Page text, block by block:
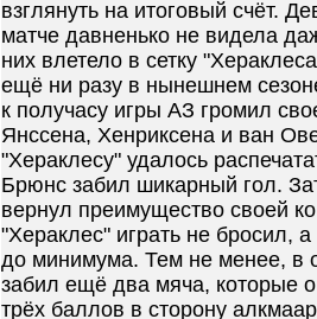
взглянуть на итоговый счёт.
матче давненько не видела
них влетело в сетку
ещё ни разу в нынешнем
к получасу игры АЗ громил
Янссена, Хенриксена и ван
"Хераклесу" удалось
Брюнс забил шикарный гол.
вернул преимущество своей
"Хераклес" играть не бросил,
до минимума. Тем не менее, в
забил ещё два мяча, которые
трёх баллов в сторону